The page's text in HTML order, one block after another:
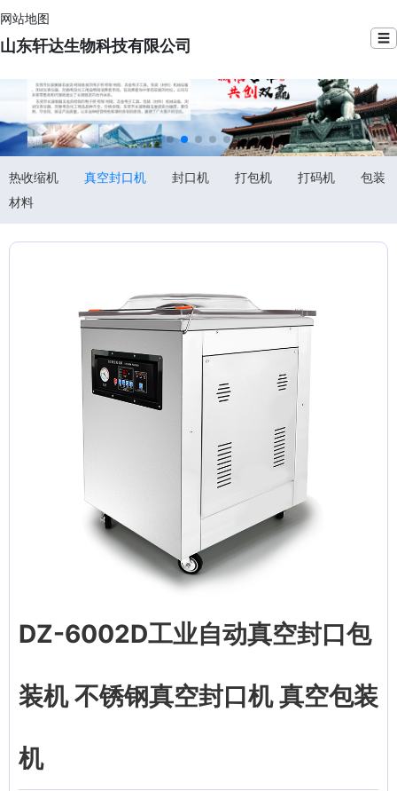
网站地图
山东轩达生物科技有限公司 ☰
热收缩机 真空封口机 封口机 打包机 打码机
包装
材料
DZ-6002D工业自动真空封口包
装机 不锈钢真空封口机 真空包装
机